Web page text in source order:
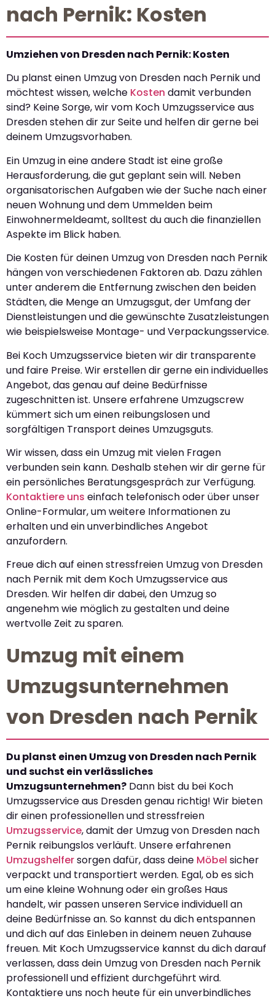
nach Pernik: Kosten
Umziehen von Dresden nach Pernik: Kosten
Du planst einen Umzug von Dresden nach Pernik und
möchtest wissen, welche Kosten damit verbunden
sind? Keine Sorge, wir vom Koch Umzugsservice aus
Dresden stehen dir zur Seite und helfen dir gerne bei
deinem Umzugsvorhaben.
Ein Umzug in eine andere Stadt ist eine große
Herausforderung, die gut geplant sein will. Neben
organisatorischen Aufgaben wie der Suche nach einer
neuen Wohnung und dem Ummelden beim
Einwohnermeldeamt, solltest du auch die finanziellen
Aspekte im Blick haben.
Die Kosten für deinen Umzug von Dresden nach Pernik
hängen von verschiedenen Faktoren ab. Dazu zählen
unter anderem die Entfernung zwischen den beiden
Städten, die Menge an Umzugsgut, der Umfang der
Dienstleistungen und die gewünschte Zusatzleistungen
wie beispielsweise Montage- und Verpackungsservice.
Bei Koch Umzugsservice bieten wir dir transparente
und faire Preise. Wir erstellen dir gerne ein individuelles
Angebot, das genau auf deine Bedürfnisse
zugeschnitten ist. Unsere erfahrene Umzugscrew
kümmert sich um einen reibungslosen und
sorgfältigen Transport deines Umzugsguts.
Wir wissen, dass ein Umzug mit vielen Fragen
verbunden sein kann. Deshalb stehen wir dir gerne für
ein persönliches Beratungsgespräch zur Verfügung.
Kontaktiere uns einfach telefonisch oder über unser
Online-Formular, um weitere Informationen zu
erhalten und ein unverbindliches Angebot
anzufordern.
Freue dich auf einen stressfreien Umzug von Dresden
nach Pernik mit dem Koch Umzugsservice aus
Dresden. Wir helfen dir dabei, den Umzug so
angenehm wie möglich zu gestalten und deine
wertvolle Zeit zu sparen.
Umzug mit einem
Umzugsunternehmen
von Dresden nach Pernik
Du planst einen Umzug von Dresden nach Pernik
und suchst ein verlässliches
Umzugsunternehmen? Dann bist du bei Koch
Umzugsservice aus Dresden genau richtig! Wir bieten
dir einen professionellen und stressfreien
Umzugsservice, damit der Umzug von Dresden nach
Pernik reibungslos verläuft. Unsere erfahrenen
Umzugshelfersorgen dafür, dass deine Möbel sicher
verpackt und transportiert werden. Egal, ob es sich
um eine kleine Wohnung oder ein großes Haus
handelt, wir passen unseren Service individuell an
deine Bedürfnisse an. So kannst du dich entspannen
und dich auf das Einleben in deinem neuen Zuhause
freuen. Mit Koch Umzugsservice kannst du dich darauf
verlassen, dass dein Umzug von Dresden nach Pernik
professionell und effizient durchgeführt wird.
Kontaktiere uns noch heute für ein unverbindliches